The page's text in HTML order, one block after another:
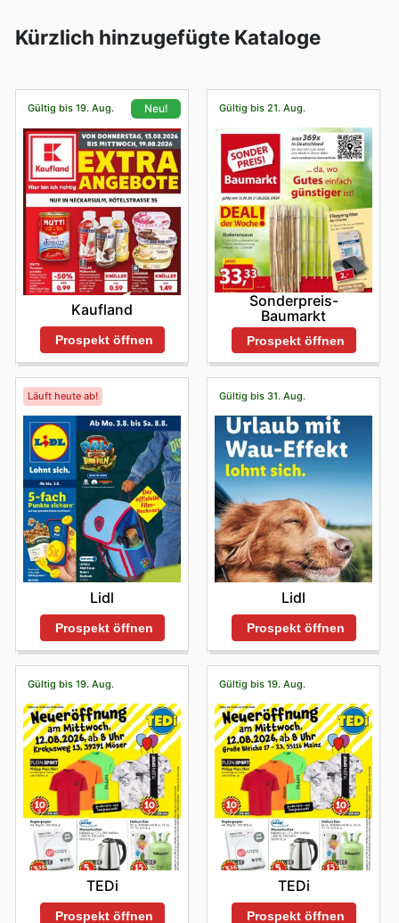
Kürzlich hinzugefügte Kataloge
Gültig bis 19. Aug. Neu!
Kaufland
Prospekt öffnen
Gültig bis 21. Aug.
Sonderpreis-
Baumarkt
Prospekt öffnen
Läuft heute ab!
Lidl
Prospekt öffnen
Gültig bis 31. Aug.
Lidl
Prospekt öffnen
Gültig bis 19. Aug.
TEDi
Prospekt öffnen
Gültig bis 19. Aug.
TEDi
Prospekt öffnen